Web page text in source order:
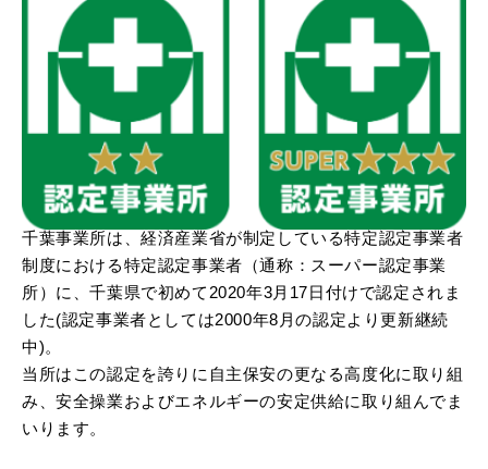
千葉事業所は、経済産業省が制定している特定認定事業者
制度における特定認定事業者（通称：スーパー認定事業
所）に、千葉県で初めて2020年3月17日付けで認定されま
した(認定事業者としては2000年8月の認定より更新継続
中)。
当所はこの認定を誇りに自主保安の更なる高度化に取り組
み、安全操業およびエネルギーの安定供給に取り組んでま
いります。